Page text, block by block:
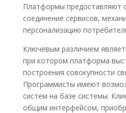
Платформы предоставляют
соединение сервисов,
персонализацию
Ключевым различием
при котором платформа
построения совокупности
Программисты имеют
систем на базе системы.
общим интерфейсом,